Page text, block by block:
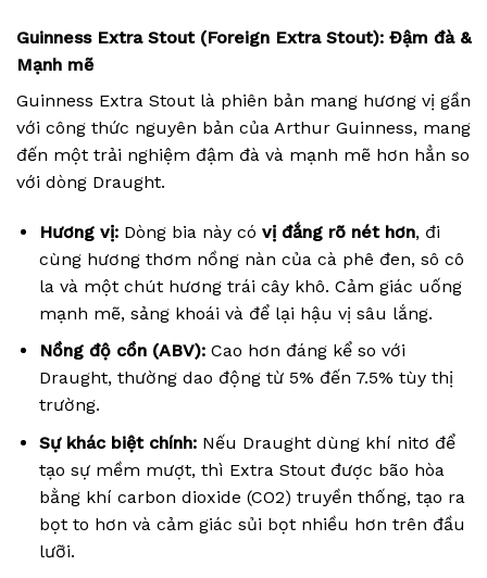
Guinness Extra Stout (Foreign Extra Stout): Đậm đà &
Mạnh mẽ
Guinness Extra Stout là phiên bản mang hương vị gần
với công thức nguyên bản của Arthur Guinness, mang
đến một trải nghiệm đậm đà và mạnh mẽ hơn hẳn so
với dòng Draught.
Hương vị:Dòng bia này có vị đắng rõ nét hơn, đi
cùng hương thơm nồng nàn của cà phê đen, sô cô
la và một chút hương trái cây khô. Cảm giác uống
mạnh mẽ, sảng khoái và để lại hậu vị sâu lắng.
Nồng độ cồn (ABV):Cao hơn đáng kể so với
Draught, thường dao động từ 5% đến 7.5% tùy thị
trường.
Sự khác biệt chính:Nếu Draught dùng khí nitơ để
tạo sự mềm mượt, thì Extra Stout được bão hòa
bằng khí carbon dioxide (CO2) truyền thống, tạo ra
bọt to hơn và cảm giác sủi bọt nhiều hơn trên đầu
lưỡi.